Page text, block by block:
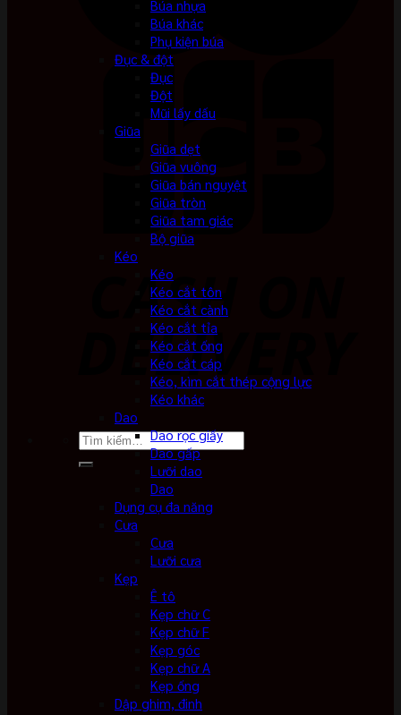
Tìm
Búa nhựa
Búa khác
Phụ kiện búa
Đục & đột
Đục
Đột
Mũi lấy dấu
Giũa
Giũa dẹt
Giũa vuông
Giũa bán nguyệt
Giũa tròn
Giũa tam giác
Bộ giũa
Kéo
Kéo
Kéo cắt tôn
Kéo cắt cành
Kéo cắt tỉa
Kéo cắt ống
Kéo cắt cáp
Kéo, kìm cắt thép cộng lực
Kéo khác
Dao
Dao rọc giấy
Dao gấp
Lưỡi dao
Dao
Dụng cụ đa năng
Cưa
Cưa
Lưỡi cưa
Kẹp
Ê tô
Kẹp chữ C
Kẹp chữ F
Kẹp góc
Kẹp chữ A
Kẹp ống
Dập ghim, đinh